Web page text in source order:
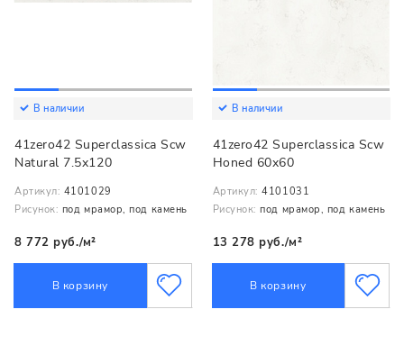
В наличии
41zero42 Superclassica Scw
Natural 7.5x120
Артикул: 4101029
Рисунок: под мрамор, под камень
8 772 руб./м²
В корзину
В наличии
41zero42 Superclassica Scw
Honed 60x60
Артикул: 4101031
Рисунок: под мрамор, под камень
13 278 руб./м²
В корзину